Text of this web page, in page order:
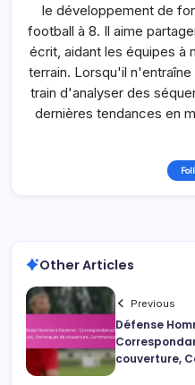
le développement de
football à 8. Il aime
écrit, aidant les équipes à
terrain. Lorsqu'il
train d'analyser des
dernières tendances en
Other Articles
Previous
Défense
couverture,